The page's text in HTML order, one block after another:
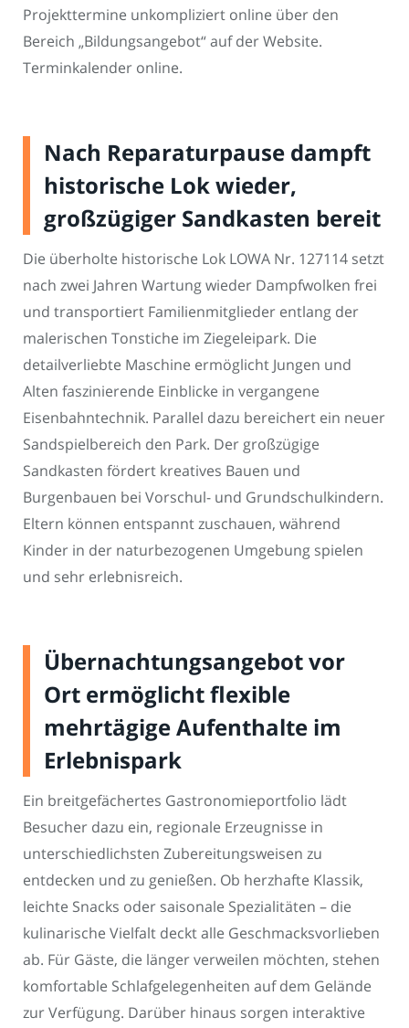
Projekttermine unkompliziert online über den
Bereich „Bildungsangebot“ auf der Website.
Terminkalender online.
Nach Reparaturpause dampft
historische Lok wieder,
großzügiger Sandkasten bereit
Die überholte historische Lok LOWA Nr. 127114 setzt
nach zwei Jahren Wartung wieder Dampfwolken frei
und transportiert Familienmitglieder entlang der
malerischen Tonstiche im Ziegeleipark. Die
detailverliebte Maschine ermöglicht Jungen und
Alten faszinierende Einblicke in vergangene
Eisenbahntechnik. Parallel dazu bereichert ein neuer
Sandspielbereich den Park. Der großzügige
Sandkasten fördert kreatives Bauen und
Burgenbauen bei Vorschul- und Grundschulkindern.
Eltern können entspannt zuschauen, während
Kinder in der naturbezogenen Umgebung spielen
und sehr erlebnisreich.
Übernachtungsangebot vor
Ort ermöglicht flexible
mehrtägige Aufenthalte im
Erlebnispark
Ein breitgefächertes Gastronomieportfolio lädt
Besucher dazu ein, regionale Erzeugnisse in
unterschiedlichsten Zubereitungsweisen zu
entdecken und zu genießen. Ob herzhafte Klassik,
leichte Snacks oder saisonale Spezialitäten – die
kulinarische Vielfalt deckt alle Geschmacksvorlieben
ab. Für Gäste, die länger verweilen möchten, stehen
komfortable Schlafgelegenheiten auf dem Gelände
zur Verfügung. Darüber hinaus sorgen interaktive